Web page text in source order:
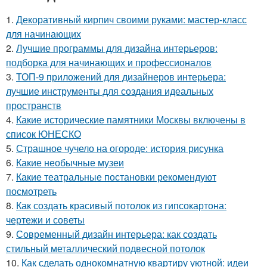
1. Декоративный кирпич своими руками: мастер-класс
для начинающих
2. Лучшие программы для дизайна интерьеров:
подборка для начинающих и профессионалов
3. ТОП-9 приложений для дизайнеров интерьера:
лучшие инструменты для создания идеальных
пространств
4. Какие исторические памятники Москвы включены в
список ЮНЕСКО
5. Страшное чучело на огороде: история рисунка
6. Какие необычные музеи
7. Какие театральные постановки рекомендуют
посмотреть
8. Как создать красивый потолок из гипсокартона:
чертежи и советы
9. Современный дизайн интерьера: как создать
стильный металлический подвесной потолок
10. Как сделать однокомнатную квартиру уютной: идеи